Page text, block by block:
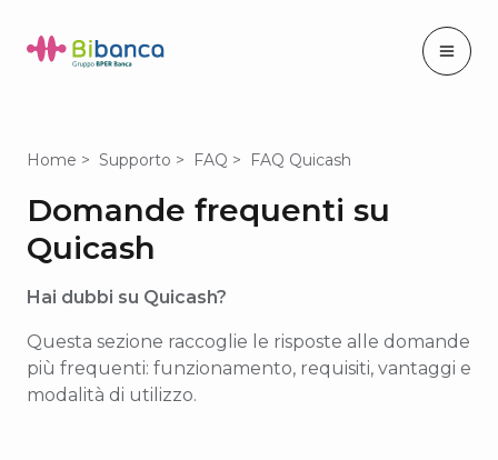
Home Supporto FAQ FAQ Quicash
Domande frequenti su
Quicash
Hai dubbi su Quicash?
Questa sezione raccoglie le risposte alle domande
più frequenti: funzionamento, requisiti, vantaggi e
modalità di utilizzo.